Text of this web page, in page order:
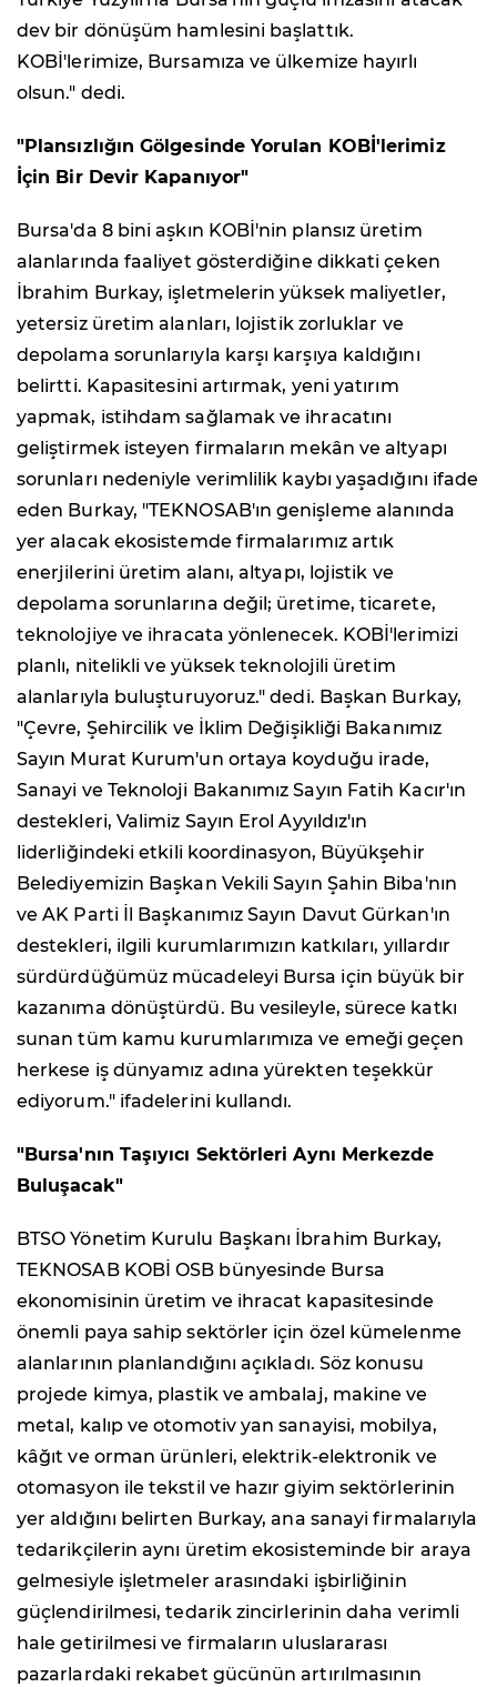
dev bir dönüşüm hamlesini başlattık.
KOBİ'lerimize, Bursamıza ve ülkemize hayırlı
olsun." dedi.
"Plansızlığın Gölgesinde Yorulan KOBİ'lerimiz
İçin Bir Devir Kapanıyor"
Bursa'da 8 bini aşkın KOBİ'nin plansız üretim
alanlarında faaliyet gösterdiğine dikkati çeken
İbrahim Burkay, işletmelerin yüksek maliyetler,
yetersiz üretim alanları, lojistik zorluklar ve
depolama sorunlarıyla karşı karşıya kaldığını
belirtti. Kapasitesini artırmak, yeni yatırım
yapmak, istihdam sağlamak ve ihracatını
geliştirmek isteyen firmaların mekân ve altyapı
sorunları nedeniyle verimlilik kaybı yaşadığını ifade
eden Burkay, "TEKNOSAB'ın genişleme alanında
yer alacak ekosistemde firmalarımız artık
enerjilerini üretim alanı, altyapı, lojistik ve
depolama sorunlarına değil; üretime, ticarete,
teknolojiye ve ihracata yönlenecek. KOBİ'lerimizi
planlı, nitelikli ve yüksek teknolojili üretim
alanlarıyla buluşturuyoruz." dedi. Başkan Burkay,
"Çevre, Şehircilik ve İklim Değişikliği Bakanımız
Sayın Murat Kurum'un ortaya koyduğu irade,
Sanayi ve Teknoloji Bakanımız Sayın Fatih Kacır'ın
destekleri, Valimiz Sayın Erol Ayyıldız'ın
liderliğindeki etkili koordinasyon, Büyükşehir
Belediyemizin Başkan Vekili Sayın Şahin Biba'nın
ve AK Parti İl Başkanımız Sayın Davut Gürkan'ın
destekleri, ilgili kurumlarımızın katkıları, yıllardır
sürdürdüğümüz mücadeleyi Bursa için büyük bir
kazanıma dönüştürdü. Bu vesileyle, sürece katkı
sunan tüm kamu kurumlarımıza ve emeği geçen
herkese iş dünyamız adına yürekten teşekkür
ediyorum." ifadelerini kullandı.
"Bursa'nın Taşıyıcı Sektörleri Aynı Merkezde
Buluşacak"
BTSO Yönetim Kurulu Başkanı İbrahim Burkay,
TEKNOSAB KOBİ OSB bünyesinde Bursa
ekonomisinin üretim ve ihracat kapasitesinde
önemli paya sahip sektörler için özel kümelenme
alanlarının planlandığını açıkladı. Söz konusu
projede kimya, plastik ve ambalaj, makine ve
metal, kalıp ve otomotiv yan sanayisi, mobilya,
kâğıt ve orman ürünleri, elektrik-elektronik ve
otomasyon ile tekstil ve hazır giyim sektörlerinin
yer aldığını belirten Burkay, ana sanayi firmalarıyla
tedarikçilerin aynı üretim ekosisteminde bir araya
gelmesiyle işletmeler arasındaki işbirliğinin
güçlendirilmesi, tedarik zincirlerinin daha verimli
hale getirilmesi ve firmaların uluslararası
pazarlardaki rekabet gücünün artırılmasının